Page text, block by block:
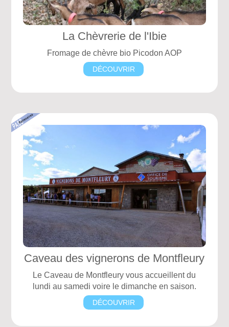
La Chèvrerie de l'Ibie
Fromage de chèvre bio Picodon AOP
DÉCOUVRIR
Caveau des vignerons de Montfleury
Le Caveau de Montfleury vous accueillent du
lundi au samedi voire le dimanche en saison.
DÉCOUVRIR